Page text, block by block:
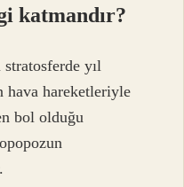
katmandır?
yıl
hava hareketleriyle
bol olduğu